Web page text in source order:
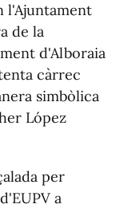
l'Ajuntament
de la
d'Alboraia
càrrec
simbòlica
López
per
a